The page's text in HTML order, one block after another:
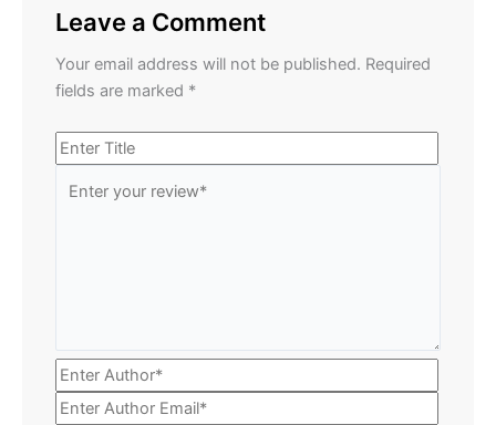
Leave a Comment
Your email address will not be published. Required
fields are marked *